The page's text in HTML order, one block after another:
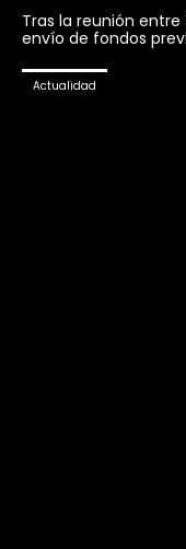
Tras la reunión
envío de fondos
Actualidad